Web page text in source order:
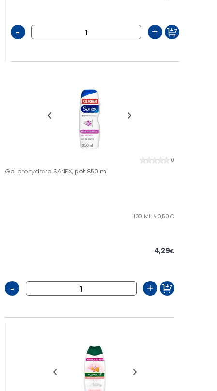
- +
0
Gel prohydrate SANEX, pot 850 ml
100 ML. A 0,50 €
4,29€
- +